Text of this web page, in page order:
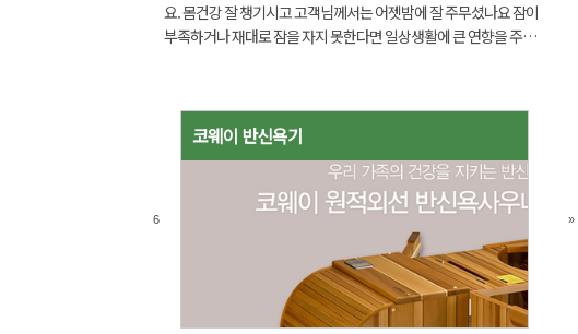
요. 몸건강 잘 챙기시고 고객님께서는 어젯밤에 잘 주무셨나요 잠이
부족하거나 재대로 잠을 자지 못한다면 일상생활에 큰 연향을 주고
6
코웨이 반신욕기
»